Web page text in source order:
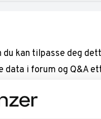
du kan tilpasse deg
i forum og Q&A
er nøyaktig
som skjer i